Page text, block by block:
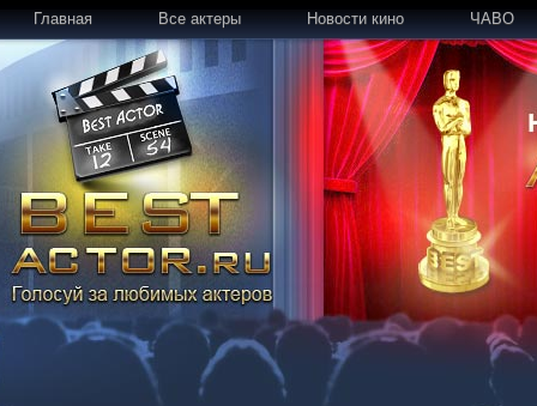
Главная Все актеры Новости кино ЧАВО